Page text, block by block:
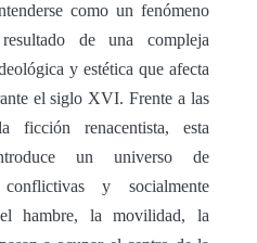
como un fenómeno
de una compleja
y estética que afecta
el siglo XVI. Frente a las
ficción renacentista, esta
un universo de
y socialmente
hambre, la movilidad, la